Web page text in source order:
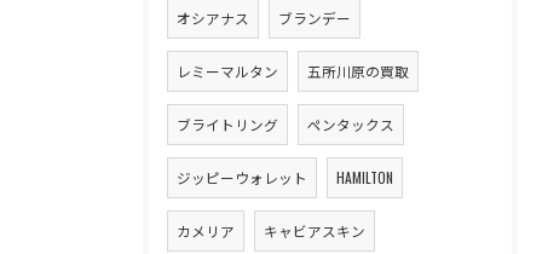
オシアナス ブランデー
レミーマルタン 五所川原の買取
ブライトリング ペンタックス
ジッピーウォレット HAMILTON
カメリア キャビアスキン